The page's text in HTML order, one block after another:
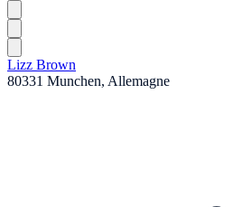
Lizz Brown
80331 Munchen, Allemagne